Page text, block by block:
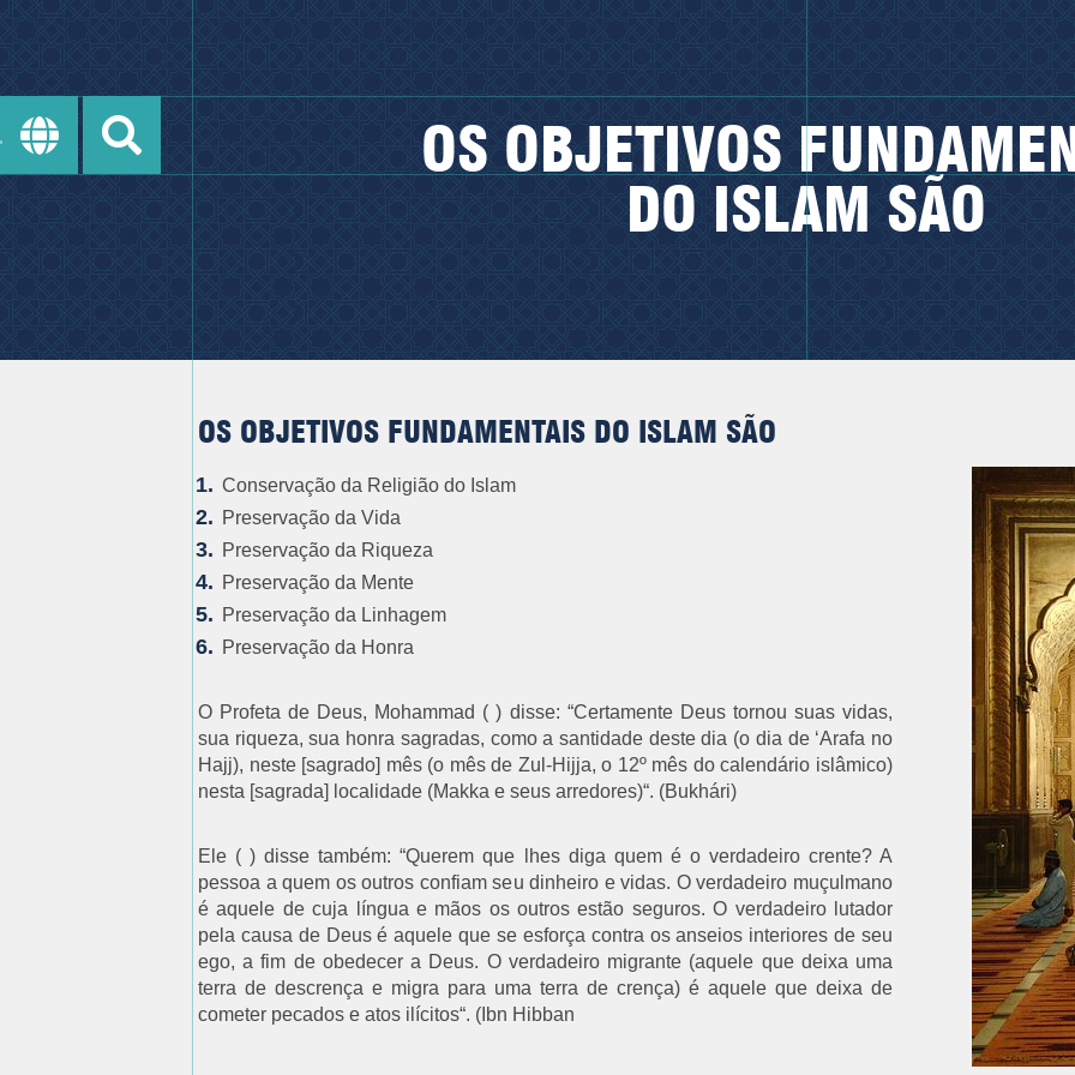
OS OBJETIVOS
DO ISLAM SÃO
OS OBJETIVOS FUNDAMENTAIS DO ISLAM SÃO
Conservação da Religião do Islam
Preservação da Vida
Preservação da Riqueza
Preservação da Mente
Preservação da Linhagem
Preservação da Honra
O Profeta de Deus, Mohammad ( ) disse: “Certamente Deus tornou suas vidas,
sua riqueza, sua honra sagradas, como a santidade deste dia (o dia de ‘Arafa no
Hajj), neste [sagrado] mês (o mês de Zul-Hijja, o 12º mês do calendário islâmico)
nesta [sagrada] localidade (Makka e seus arredores)“. (Bukhári)
Ele ( ) disse também: “Querem que lhes diga quem é o verdadeiro crente? A
pessoa a quem os outros confiam seu dinheiro e vidas. O verdadeiro muçulmano
é aquele de cuja língua e mãos os outros estão seguros. O verdadeiro lutador
pela causa de Deus é aquele que se esforça contra os anseios interiores de seu
ego, a fim de obedecer a Deus. O verdadeiro migrante (aquele que deixa uma
terra de descrença e migra para uma terra de crença) é aquele que deixa de
cometer pecados e atos ilícitos“. (Ibn Hibban